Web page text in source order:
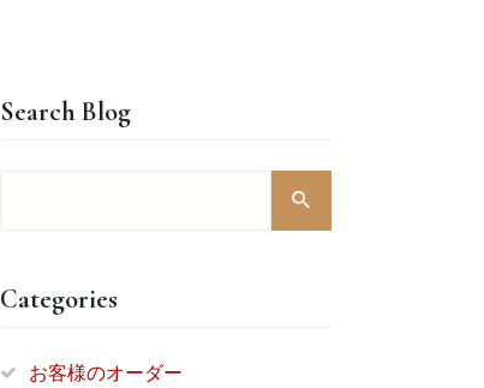
Search Blog
Categories
お客様のオーダー